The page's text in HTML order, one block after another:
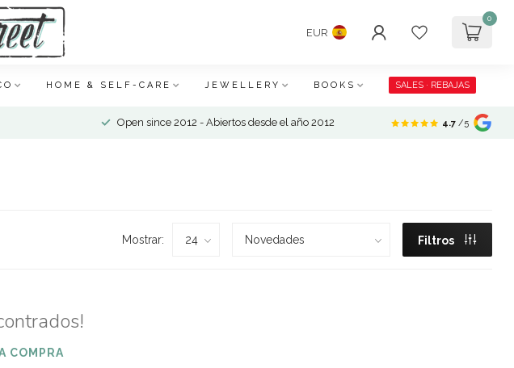
EUR
0
HOME & SELF-CARE JEWELLERY BOOKS SALES · REBAJAS
Open since 2012 - Abiertos desde el año 2012 4.7 /5
Mostrar: Filtros
COMPRA